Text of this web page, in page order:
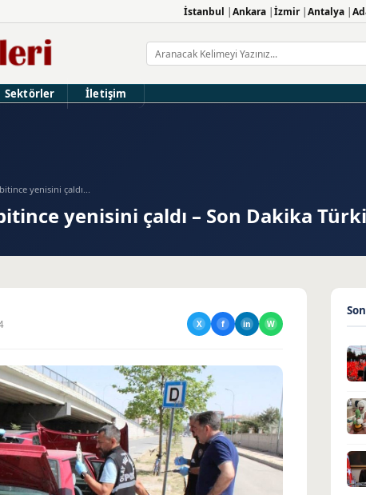
İstanbul Ankara İzmir Antalya
Sektörler İletişim
bitince yenisini çaldı...
bitince yenisini çaldı – Son Dakika
X f in W